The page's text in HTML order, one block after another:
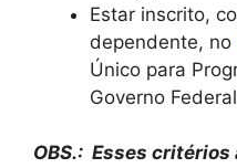
Estar inscrito,
dependente, no
Único para
Governo
OBS.: Esses critérios